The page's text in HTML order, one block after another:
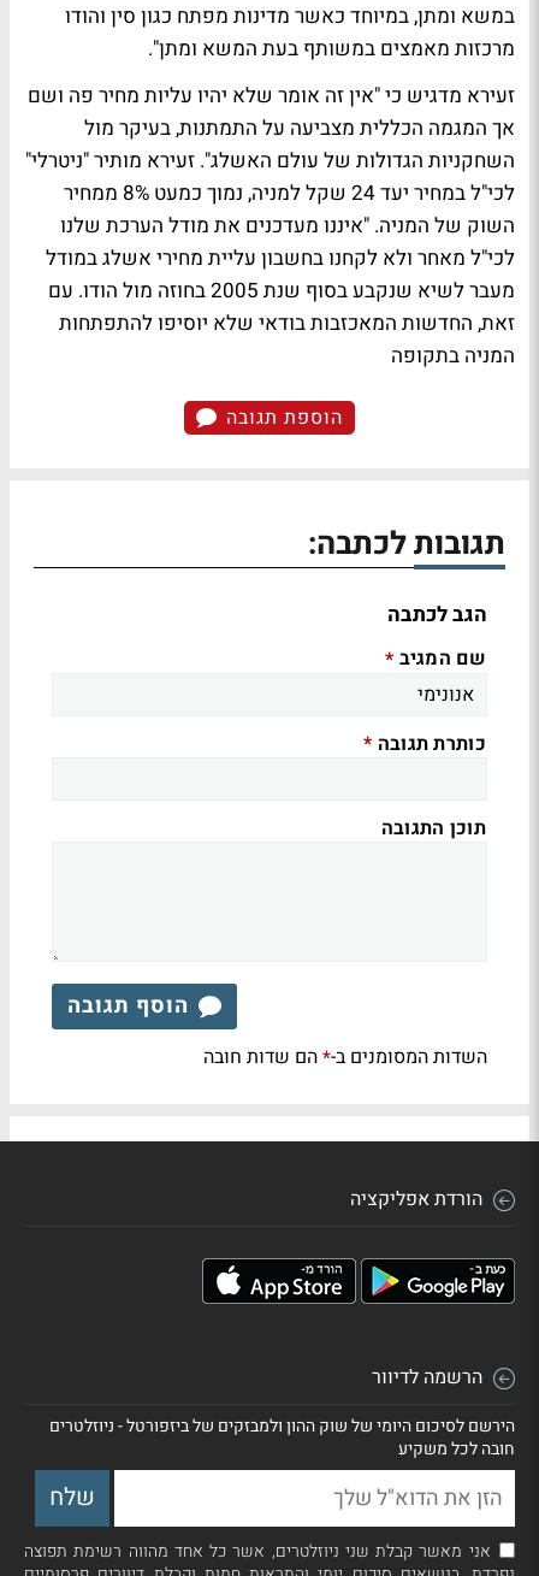
במשא ומתן, במיוחד כאשר מדינות מפתח כגון סין והודו
מרכזות מאמצים במשותף בעת המשא ומתן".
זעירא מדגיש כי "אין זה אומר שלא יהיו עליות מחיר פה ושם
אך המגמה הכללית מצביעה על התמתנות, בעיקר מול
השחקניות הגדולות של עולם האשלג". זעירא מותיר "ניטרלי"
לכי"ל במחיר יעד 24 שקל למניה, נמוך כמעט 8% ממחיר
השוק של המניה. "איננו מעדכנים את מודל הערכת שלנו
לכי"ל מאחר ולא לקחנו בחשבון עליית מחירי אשלג במודל
מעבר לשיא שנקבע בסוף שנת 2005 בחוזה מול הודו. עם
זאת, החדשות המאכזבות בודאי שלא יוסיפו להתפתחות
המניה בתקופה
הוספת תגובה
תגובות לכתבה:
הגב לכתבה
שם המגיב *
כותרת תגובה *
תוכן התגובה
הוסף תגובה
השדות המסומנים ב-*הם שדות חובה
הורדת אפליקציה
הרשמה לדיוור
הירשם לסיכום היומי של שוק ההון ולמבזקים של ביזפורטל - ניוזלטרים
חובה לכל משקיע
אני מאשר קבלת שני ניוזלטרים, אשר כל אחד מהווה רשימת תפוצה